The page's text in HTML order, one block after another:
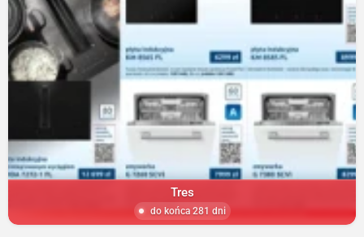
Tres
do końca 281 dni